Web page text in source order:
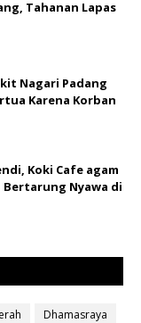
Tahanan Lapas
Nagari Padang
Karena Korban
Koki Cafe agam
Bertarung Nyawa di
Dhamasraya